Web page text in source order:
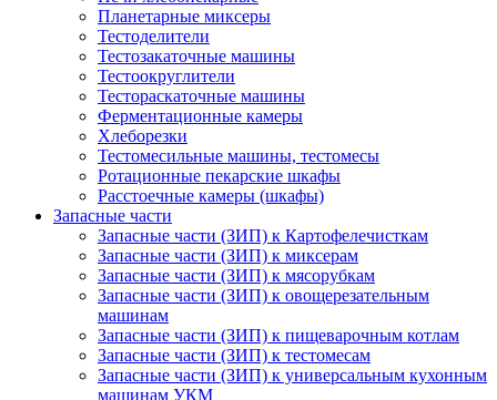
Планетарные миксеры
Тестоделители
Тестозакаточные машины
Тестоокруглители
Тестораскаточные машины
Ферментационные камеры
Хлеборезки
Тестомесильные машины, тестомесы
Ротационные пекарские шкафы
Расстоечные камеры (шкафы)
Запасные части
Запасные части (ЗИП) к Картофелечисткам
Запасные части (ЗИП) к миксерам
Запасные части (ЗИП) к мясорубкам
Запасные части (ЗИП) к овощерезательным
машинам
Запасные части (ЗИП) к пищеварочным котлам
Запасные части (ЗИП) к тестомесам
Запасные части (ЗИП) к универсальным кухонным
машинам УКМ